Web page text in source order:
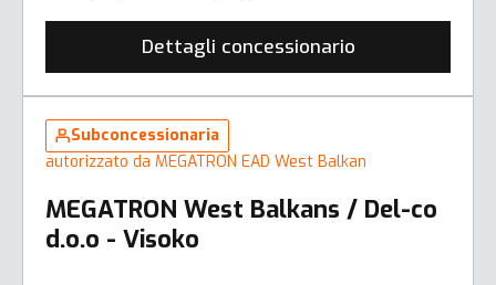
Dettagli concessionario
Subconcessionaria
autorizzato da MEGATRON EAD West Balkan
MEGATRON West Balkans / Del-co
d.o.o - Visoko